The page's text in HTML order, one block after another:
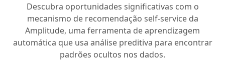
Descubra oportunidades significativas com o
mecanismo de recomendação self-service da
Amplitude, uma ferramenta de aprendizagem
automática que usa análise preditiva para encontrar
padrões ocultos nos dados.